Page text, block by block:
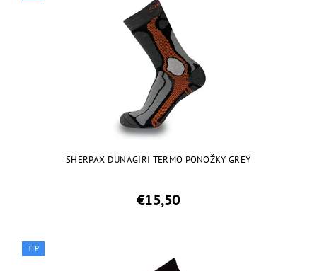
SHERPAX DUNAGIRI TERMO PONOŽKY GREY
€15,50
TIP